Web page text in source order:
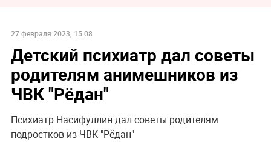
27 февраля 2023, 15:08
Детский психиатр дал советы
родителям анимешников из
ЧВК "Рёдан"
Психиатр Насифуллин дал советы родителям
подростков из ЧВК "Рёдан"